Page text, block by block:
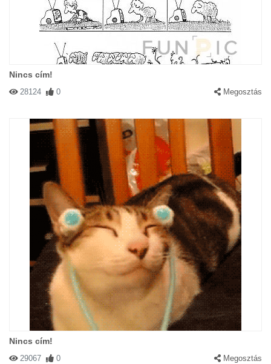
Nincs cím!
28124 0 Megosztás
Nincs cím!
29067 0 Megosztás